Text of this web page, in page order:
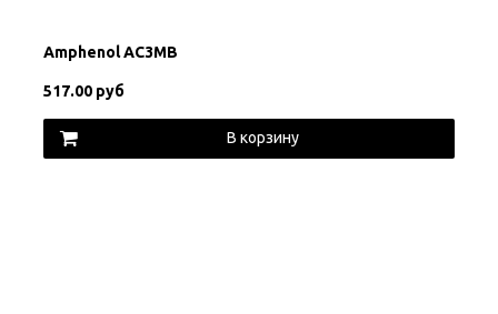
Amphenol AC3MB
517.00 руб
В корзину